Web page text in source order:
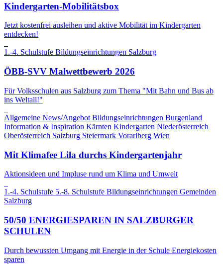
Kindergarten-Mobilitätsbox
Jetzt kostenfrei ausleihen und aktive Mobilität im Kindergarten
entdecken!
1.-4. Schulstufe Bildungseinrichtungen Salzburg
ÖBB-SVV Malwettbewerb 2026
Für Volksschulen aus Salzburg zum Thema "Mit Bahn und Bus ab
ins Weltall!"
Allgemeine News/Angebot Bildungseinrichtungen Burgenland
Information & Inspiration Kärnten Kindergarten Niederösterreich
Oberösterreich Salzburg Steiermark Vorarlberg Wien
Mit Klimafee Lila durchs Kindergartenjahr
Aktionsideen und Impluse rund um Klima und Umwelt
1.-4. Schulstufe 5.-8. Schulstufe Bildungseinrichtungen Gemeinden
Salzburg
50/50 ENERGIESPAREN IN SALZBURGER
SCHULEN
Durch bewussten Umgang mit Energie in der Schule Energiekosten
sparen